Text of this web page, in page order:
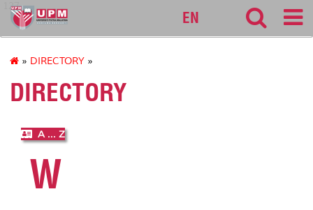
127
EN
» DIRECTORY »
DIRECTORY
A ... Z
W